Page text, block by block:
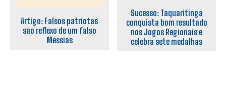
Artigo: Falsos patriotas
são reflexo de um falso
Messias
Sucesso: Taquaritinga
conquista bom resultado
nos Jogos Regionais e
celebra sete medalhas